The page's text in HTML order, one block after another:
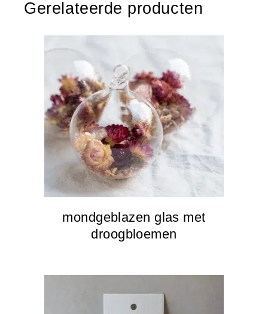
Gerelateerde producten
mondgeblazen glas met
droogbloemen